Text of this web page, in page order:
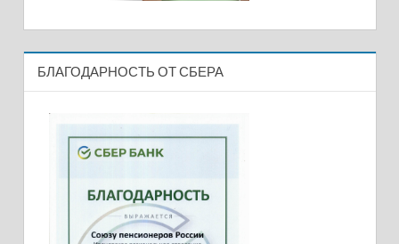
БЛАГОДАРНОСТЬ ОТ СБЕРА